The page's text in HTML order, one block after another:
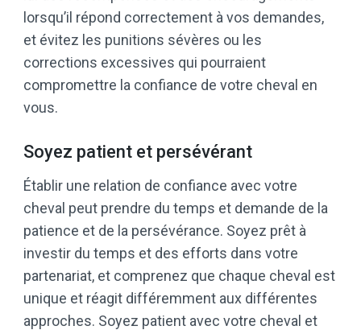
lorsqu’il répond correctement à vos demandes,
et évitez les punitions sévères ou les
corrections excessives qui pourraient
compromettre la confiance de votre cheval en
vous.
Soyez patient et persévérant
Établir une relation de confiance avec votre
cheval peut prendre du temps et demande de la
patience et de la persévérance. Soyez prêt à
investir du temps et des efforts dans votre
partenariat, et comprenez que chaque cheval est
unique et réagit différemment aux différentes
approches. Soyez patient avec votre cheval et